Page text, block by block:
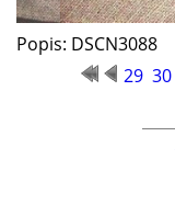
Popis: DSCN3088
29 30